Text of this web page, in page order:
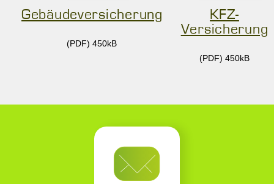
Gebäudeversicherung
(PDF) 450kB
KFZ-
Versicherung
(PDF) 450kB